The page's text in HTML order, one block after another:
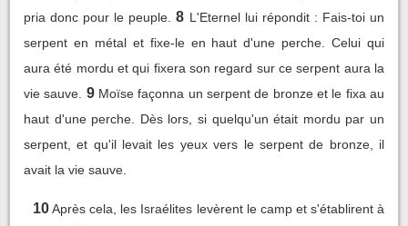
pria donc pour le peuple. 8 L'Eternel lui répondit : Fais-toi un
serpent en métal et fixe-le en haut d'une perche. Celui qui
aura été mordu et qui fixera son regard sur ce serpent aura la
vie sauve. 9 Moïse façonna un serpent de bronze et le fixa au
haut d'une perche. Dès lors, si quelqu'un était mordu par un
serpent, et qu'il levait les yeux vers le serpent de bronze, il
avait la vie sauve.
10Après cela, les Israélites levèrent le camp et s'établirent à